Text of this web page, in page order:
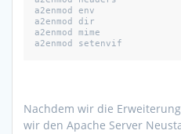
a2enmod env
a2enmod dir
a2enmod mime
Nachdem wir die
wir den Apache Server